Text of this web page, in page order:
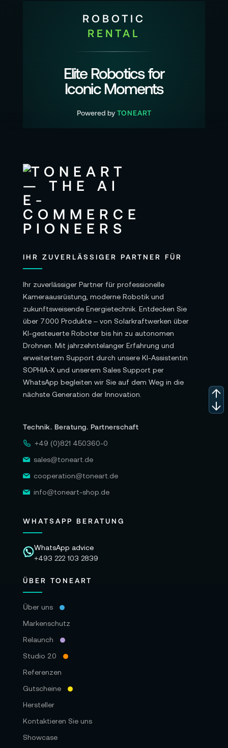
ROBOTIC
RENTAL
Elite Robotics for
Iconic Moments
Powered by TONEART
IHR ZUVERLÄSSIGER PARTNER FÜR
Ihr zuverlässiger Partner für professionelle
Kameraausrüstung, moderne Robotik und
zukunftsweisende Energietechnik. Entdecken Sie
über 7.000 Produkte – von Solarkraftwerken über
KI-gesteuerte Roboter bis hin zu autonomen
Drohnen. Mit jahrzehntelanger Erfahrung und
erweitertem Support durch unsere KI-Assistentin
SOPHIA-X und unserem Sales Support per
WhatsApp begleiten wir Sie auf dem Weg in die
nächste Generation der Innovation.
Technik. Beratung. Partnerschaft
+49 (0)821 450360-0
sales@toneart.de
cooperation@toneart.de
info@toneart-shop.de
WHATSAPP BERATUNG
WhatsApp advice
+493 222 103 2839
ÜBER TONEART
Über uns
Markenschutz
Relaunch
Studio 2.0
Referenzen
Gutscheine
Hersteller
Kontaktieren Sie uns
Showcase